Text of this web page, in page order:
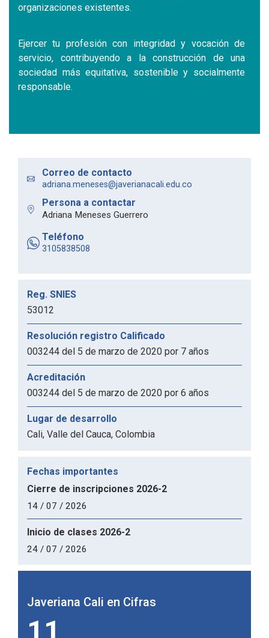
organizaciones existentes.
Ejercer tu profesión con integridad y vocación de
servicio, contribuyendo a la construcción de una
sociedad más equitativa, sostenible y socialmente
responsable.
Correo de contacto
adriana.meneses@javerianacali.edu.co
Persona a contactar
Adriana Meneses Guerrero
Teléfono
3105838508
Reg. SNIES
53012
Resolución registro Calificado
003244 del 5 de marzo de 2020 por 7 años
Acreditación
003244 del 5 de marzo de 2020 por 6 años
Lugar de desarrollo
Cali, Valle del Cauca, Colombia
Fechas importantes
Cierre de inscripciones 2026-2
14 / 07 / 2026
Inicio de clases 2026-2
24 / 07 / 2026
Javeriana Cali en Cifras
11